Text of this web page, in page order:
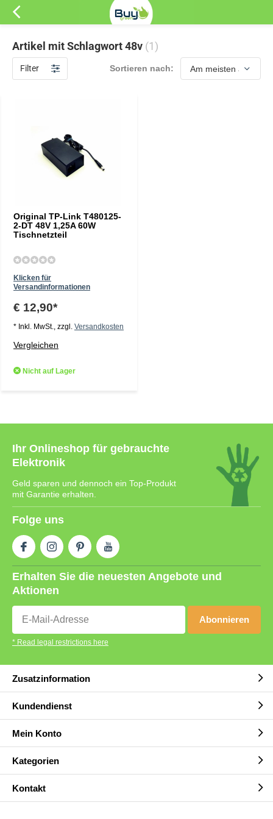
Artikel mit Schlagwort 48v (1)
Filter Sortieren nach:
Original TP-Link T480125-
2-DT 48V 1,25A 60W
Tischnetzteil
Klicken für
Versandinformationen
€ 12,90*
* Inkl. MwSt., zzgl. Versandkosten
Vergleichen
Nicht auf Lager
Ihr Onlineshop für gebrauchte
Elektronik
Geld sparen und dennoch ein Top-Produkt
mit Garantie erhalten.
Folge uns
Erhalten Sie die neuesten Angebote und
Aktionen
Abonnieren
* Read legal restrictions here
Zusatzinformation
Kundendienst
Mein Konto
Kategorien
Kontakt